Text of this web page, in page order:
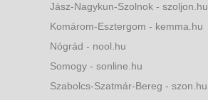
Jász-Nagykun-Szolnok - szoljon.hu
Komárom-Esztergom - kemma.hu
Nógrád - nool.hu
Somogy - sonline.hu
Szabolcs-Szatmár-Bereg - szon.hu